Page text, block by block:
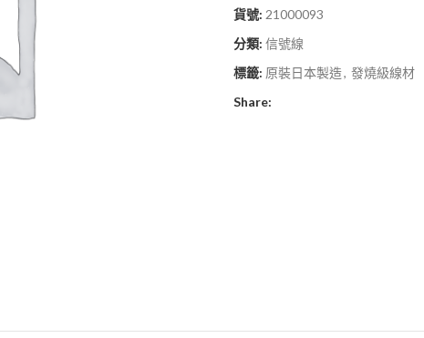
貨號: 21000093
分類: 信號線
標籤: 原裝日本製造, 發燒級線材
Share: